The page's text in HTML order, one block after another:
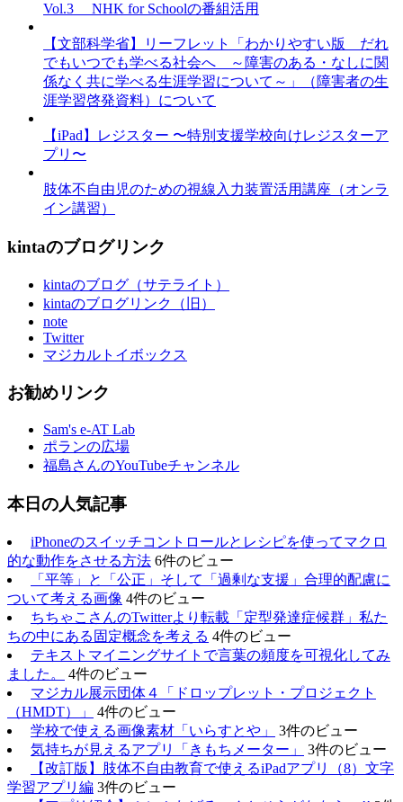
Vol.3 NHK for Schoolの番組活用
【文部科学省】リーフレット「わかりやすい版 だれ
でもいつでも学べる社会へ ～障害のある・なしに関
係なく共に学べる生涯学習について～」（障害者の生
涯学習啓発資料）について
【iPad】レジスター 〜特別支援学校向けレジスターア
プリ〜
肢体不自由児のための視線入力装置活用講座（オンラ
イン講習）
kintaのブログリンク
kintaのブログ（サテライト）
kintaのブログリンク（旧）
note
Twitter
マジカルトイボックス
お勧めリンク
Sam's e-AT Lab
ポランの広場
福島さんのYouTubeチャンネル
本日の人気記事
iPhoneのスイッチコントロールとレシピを使ってマクロ
的な動作をさせる方法 6件のビュー
「平等」と「公正」そして「過剰な支援」合理的配慮に
ついて考える画像 4件のビュー
ちちゃこさんのTwitterより転載「定型発達症候群」私た
ちの中にある固定概念を考える 4件のビュー
テキストマイニングサイトで言葉の頻度を可視化してみ
ました。
4件のビュー
マジカル展示団体４「ドロップレット・プロジェクト
（HMDT）」
4件のビュー
学校で使える画像素材「いらすとや」
3件のビュー
気持ちが見えるアプリ「きもちメーター」
3件のビュー
【改訂版】肢体不自由教育で使えるiPadアプリ（8）文字
学習アプリ編 3件のビュー